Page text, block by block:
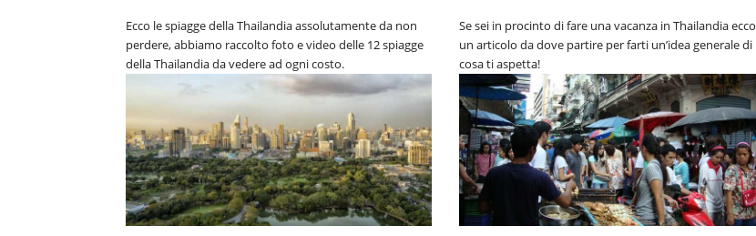
Ecco le spiagge della Thailandia assolutamente da non
perdere, abbiamo raccolto foto e video delle 12 spiagge
della Thailandia da vedere ad ogni costo.
Se sei in procinto di fare una vacanza in Thailandia ecco
un articolo da dove partire per farti un’idea generale di
cosa ti aspetta!